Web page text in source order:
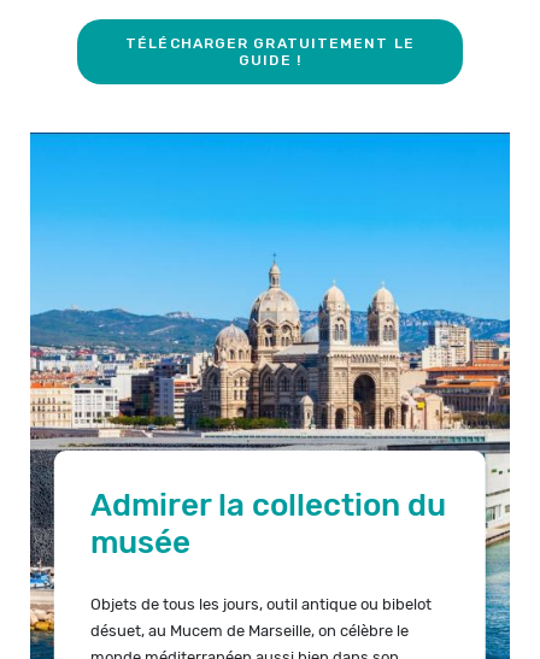
TÉLÉCHARGER GRATUITEMENT LE
GUIDE !
Admirer la collection du
musée
Objets de tous les jours, outil antique ou bibelot
désuet, au Mucem de Marseille, on célèbre le